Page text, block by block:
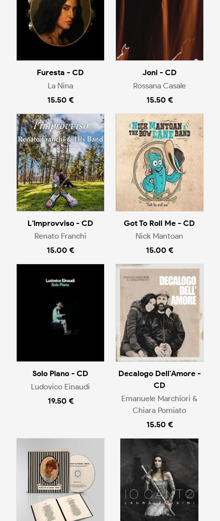
Furesta - CD
La Nina
15.50 €
Joni - CD
Rossana Casale
15.50 €
L'Improvviso - CD
Renato Franchi
15.00 €
Got To Roll Me - CD
Nick Mantoan
15.00 €
Solo Piano - CD
Ludovico Einaudi
19.50 €
Decalogo Dell'Amore -
CD
Emanuele Marchiori &
Chiara Pomiato
15.50 €